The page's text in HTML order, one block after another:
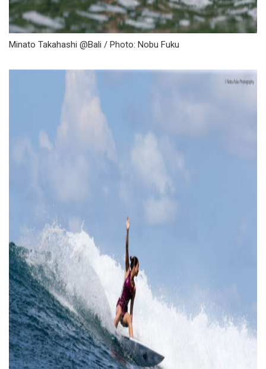
Minato Takahashi @Bali / Photo: Nobu Fuku